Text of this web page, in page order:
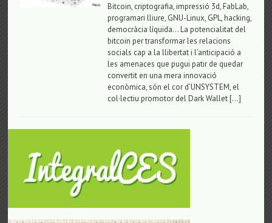
Bitcoin, criptografia, impressió 3d, FabLab,
programari lliure, GNU-Linux, GPL, hacking,
democràcia líquida… La potencialitat del
bitcoin per transformar les relacions
socials cap a la llibertat i l’anticipació a
les amenaces que pugui patir de quedar
convertit en una mera innovació
econòmica, són el cor d’UNSYSTEM, el
col·lectiu promotor del Dark Wallet […]